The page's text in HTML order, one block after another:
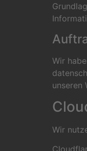
Wir
unseren
Wir